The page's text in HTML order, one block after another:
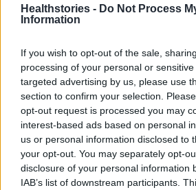
Healthstories - Do Not Process
Information
If you wish to opt-out of the sale,
processing of your personal or
targeted advertising by us, please use
section to confirm your selection.
opt-out request is processed you may
interest-based ads based on personal
us or personal information disclosed to
your opt-out. You may separately opt-
disclosure of your personal information
IAB’s list of downstream participants.
την υποστήριξη της Be-Live
27 Φεβρουαρίου 2026
Μεταπροπονητική πείνα: Ο λόγος
που θέλεις να καταβροχθίσεις
πάντα μετά την άσκηση
27 Φεβρουαρίου 2026